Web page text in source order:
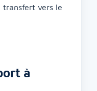
transfert vers le
à